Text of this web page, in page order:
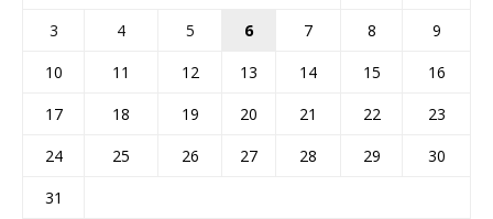
3
4 5 6 7 8
9
10
11 12 13 14 15
16
17
18 19 20 21 22
23
24
25 26 27 28 29
30
31